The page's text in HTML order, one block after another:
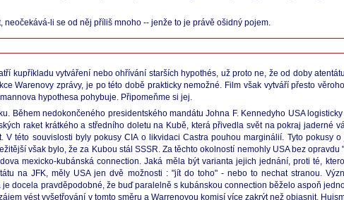
li se od něj příliš mnoho -- jenže to je právě ošidný pojem.
kupříkladu vytváření nebo ohřívání starších hypothés, už proto ne, že od doby
Warenovy zprávy, je po této době prakticky nemožné. Film však vytváří přesto
hypothesa pohybuje. Připomeňme si jej.
Během nedokončeného presidentského mandátu Johna F. Kennedyho USA
raket krátkého a středního doletu na Kubě, která přivedla svět na pokraj jaderné
této souvislosti byly pokusy CIA o likvidaci Castra pouhou marginálií. Tyto pokusy
však bylo, že za Kubou stál SSSR. Za těchto okolností nemohly USA bez
mexicko-kubánská connection. Jaká měla být varianta jejich jednání, proti té,
na JFK, měly USA jen dvě možnosti : "jít do toho" - nebo to nechat stranou.
docela pravděpodobné, že buď paralelně s kubánskou connection běželo aspoň
vést vyšetřování v tomto směru a Warrenovou komisí více zakrýt než objasnit.